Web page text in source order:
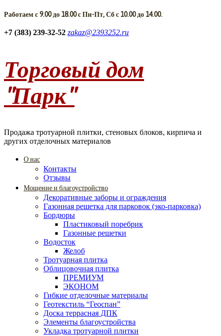
Работаем с 9.00 до 18.00 с Пн-Пт, Сб с 10.00 до 14.00.
+7 (383) 239-32-52 zakaz@2393252.ru
Торговый дом
"Парк"
Продажа тротуарной плитки, стеновых блоков, кирпича и
других отделочных материалов
О нас
Контакты
Отзывы
Мощение и благоустройство
Декоративные заборы и ограждения
Газонная решетка для парковок (эко-парковка)
Бордюры
Пластиковый поребрик
Газонные решетки
Водосток
Желоб
Тротуарная плитка
Облицовочная плитка
ПРЕМИУМ
ЭКОНОМ
Гибкие отделочные материалы
Геотекстиль “Геоспан”
Доска террасная ДПК
Элементы благоустройства
Укладка тротуарной плитки